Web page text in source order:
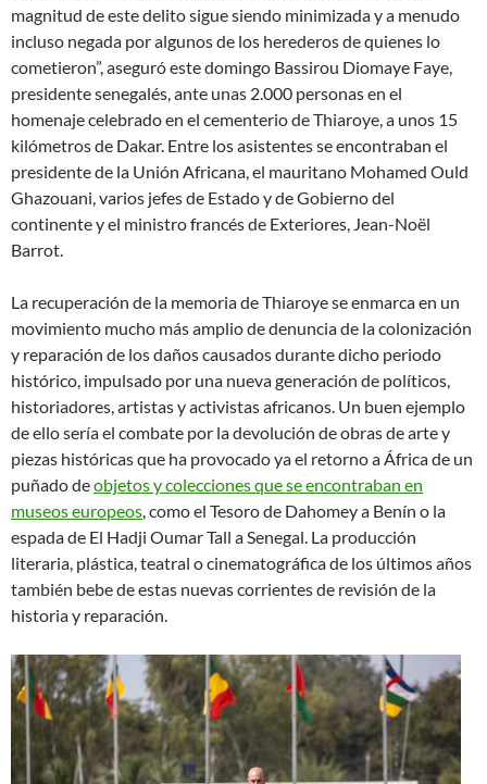
magnitud de este delito sigue siendo minimizada y a menudo
incluso negada por algunos de los herederos de quienes lo
cometieron”, aseguró este domingo Bassirou Diomaye Faye,
presidente senegalés, ante unas 2.000 personas en el
homenaje celebrado en el cementerio de Thiaroye, a unos 15
kilómetros de Dakar. Entre los asistentes se encontraban el
presidente de la Unión Africana, el mauritano Mohamed Ould
Ghazouani, varios jefes de Estado y de Gobierno del
continente y el ministro francés de Exteriores, Jean-Noël
Barrot.
La recuperación de la memoria de Thiaroye se enmarca en un
movimiento mucho más amplio de denuncia de la colonización
y reparación de los daños causados durante dicho periodo
histórico, impulsado por una nueva generación de políticos,
historiadores, artistas y activistas africanos. Un buen ejemplo
de ello sería el combate por la devolución de obras de arte y
piezas históricas que ha provocado ya el retorno a África de un
puñado deobjetos y colecciones que se encontraban en
museos europeos , como el Tesoro de Dahomey a Benín o la
espada de El Hadji Oumar Tall a Senegal. La producción
literaria, plástica, teatral o cinematográfica de los últimos años
también bebe de estas nuevas corrientes de revisión de la
historia y reparación.